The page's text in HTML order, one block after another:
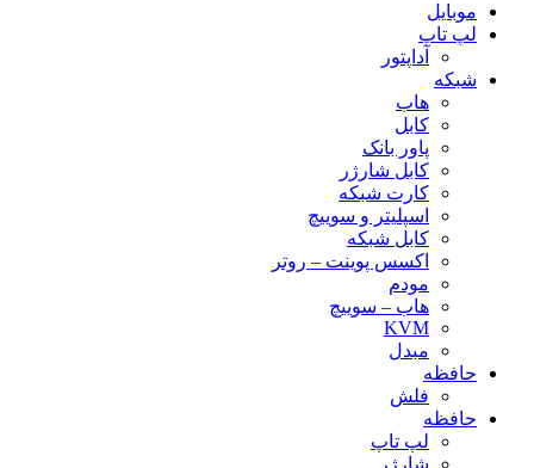
موبایل
لپ تاپ
آداپتور
شبکه
هاب
کابل
پاور بانک
کابل شارژر
کارت شبکه
اسپلیتر و سوییچ
کابل شبکه
اکسس پوینت – روتر
مودم
هاب – سوییچ
KVM
مبدل
حافظه
فلش
حافظه
لپ تاپ
شارژر